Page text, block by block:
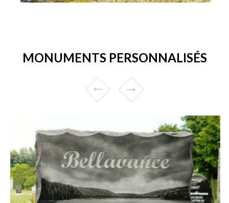
MONUMENTS PERSONNALISÉS